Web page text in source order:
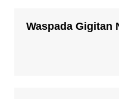
Waspada Gigitan